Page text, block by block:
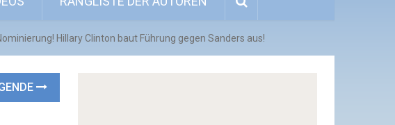
Hillary Clinton baut Führung gegen Sanders aus!